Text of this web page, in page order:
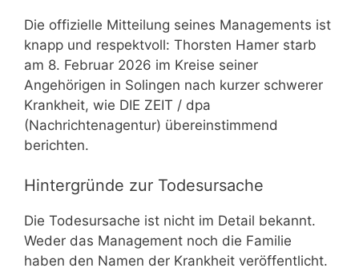
Die offizielle Mitteilung seines Managements ist
knapp und respektvoll: Thorsten Hamer starb
am 8. Februar 2026 im Kreise seiner
Angehörigen in Solingen nach kurzer schwerer
Krankheit, wie DIE ZEIT / dpa
(Nachrichtenagentur) übereinstimmend
berichten.
Hintergründe zur Todesursache
Die Todesursache ist nicht im Detail bekannt.
Weder das Management noch die Familie
haben den Namen der Krankheit veröffentlicht.